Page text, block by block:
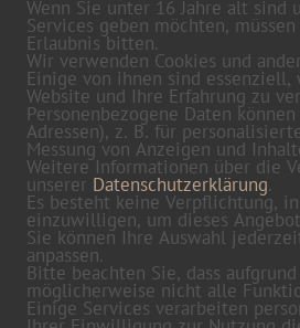
Wenn Sie unter 16 Jahre alt
Services geben möchten,
Erlaubnis bitten.
Wir verwenden Cookies und
Einige von ihnen sind
Website und Ihre Erfahrung zu
Personenbezogene Daten
Adressen), z. B. für
Messung von Anzeigen und
Weitere Informationen über die
unserer Datenschutzerklärung.
Es besteht keine Verpflichtung,
einzuwilligen, um dieses
Sie können Ihre Auswahl
anpassen.
Bitte beachten Sie, dass
möglicherweise nicht alle
Einige Services verarbeiten